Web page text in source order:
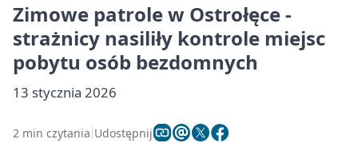
Zimowe patrole w Ostrołęce -
strażnicy nasiliły kontrole miejsc
pobytu osób bezdomnych
13 stycznia 2026
2 min czytania Udostępnij